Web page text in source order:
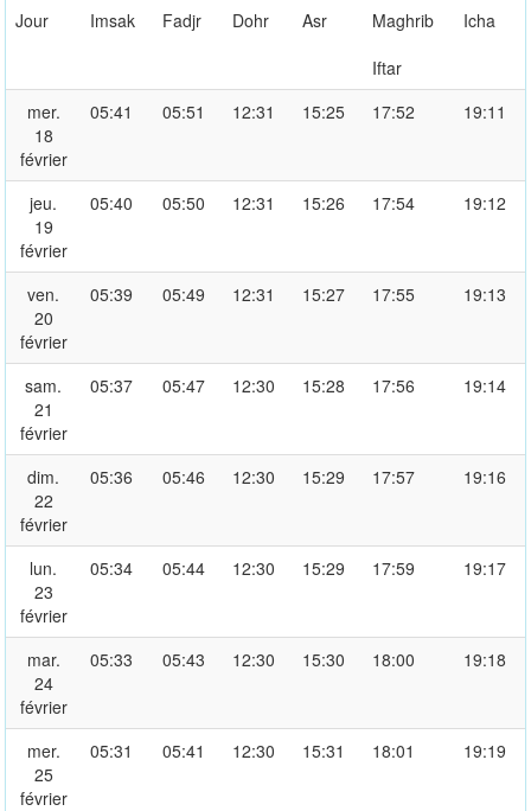
Jour Imsak Fadjr Dohr Asr
Maghrib
Iftar
Icha
mer.
18
février
05:41 05:51 12:31 15:25 17:52 19:11
jeu.
19
février
05:40 05:50 12:31 15:26 17:54 19:12
ven.
20
février
05:39 05:49 12:31 15:27 17:55 19:13
sam.
21
février
05:37 05:47 12:30 15:28 17:56 19:14
dim.
22
février
05:36 05:46 12:30 15:29 17:57 19:16
lun.
23
février
05:34 05:44 12:30 15:29 17:59 19:17
mar.
24
février
05:33 05:43 12:30 15:30 18:00 19:18
mer.
25
février
05:31 05:41 12:30 15:31 18:01 19:19